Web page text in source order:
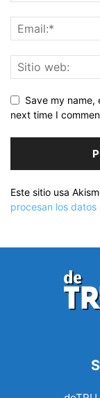
Save my name,
next time I
Este sitio usa
procesan los